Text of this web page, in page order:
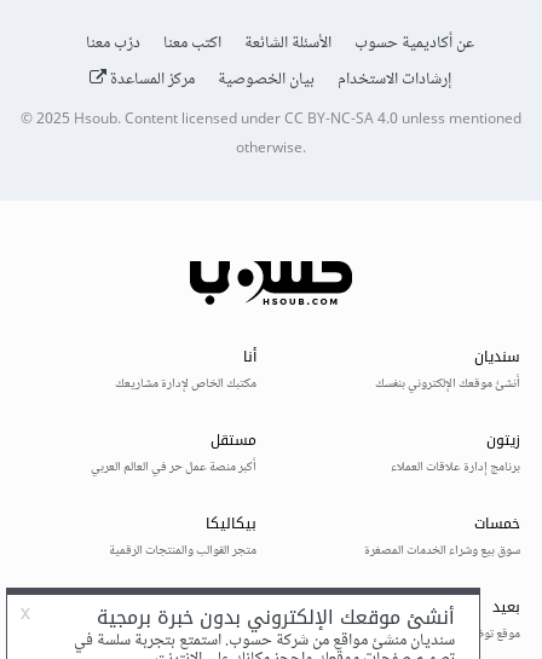
عن أكاديمية حسوب الأسئلة الشائعة اكتب معنا
درّب معنا
إرشادات الاستخدام
بيان الخصوصية مركز المساعدة
© 2025 Hsoub.Content licensed underCC BY-NC-SA 4.0unless mentioned
otherwise.